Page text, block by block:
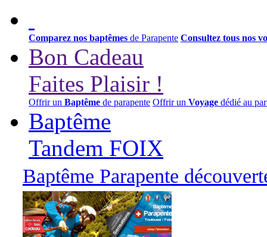
Comparez nos baptêmes de Parapente Consultez tous nos
Bon Cadeau
Faites Plaisir !
Offrir un Baptême de parapente Offrir un Voyage dédié au
Baptême
Tandem FOIX
Baptême Parapente